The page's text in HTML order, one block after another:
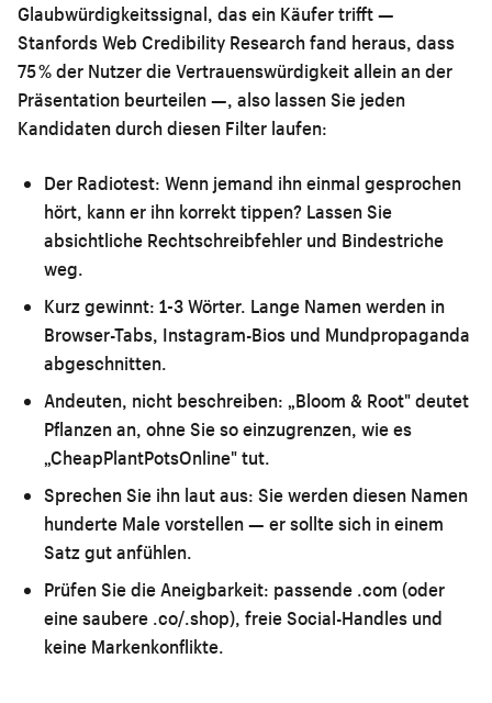
Glaubwürdigkeitssignal, das ein Käufer trifft —
Stanfords Web Credibility Research fand heraus, dass
75 % der Nutzer die Vertrauenswürdigkeit allein an der
Präsentation beurteilen —, also lassen Sie jeden
Kandidaten durch diesen Filter laufen:
Der Radiotest: Wenn jemand ihn einmal gesprochen
hört, kann er ihn korrekt tippen? Lassen Sie
absichtliche Rechtschreibfehler und Bindestriche
weg.
Kurz gewinnt: 1-3 Wörter. Lange Namen werden in
Browser-Tabs, Instagram-Bios und Mundpropaganda
abgeschnitten.
Andeuten, nicht beschreiben: „Bloom & Root" deutet
Pflanzen an, ohne Sie so einzugrenzen, wie es
„CheapPlantPotsOnline" tut.
Sprechen Sie ihn laut aus: Sie werden diesen Namen
hunderte Male vorstellen — er sollte sich in einem
Satz gut anfühlen.
Prüfen Sie die Aneigbarkeit: passende .com (oder
eine saubere .co/.shop), freie Social-Handles und
keine Markenkonflikte.